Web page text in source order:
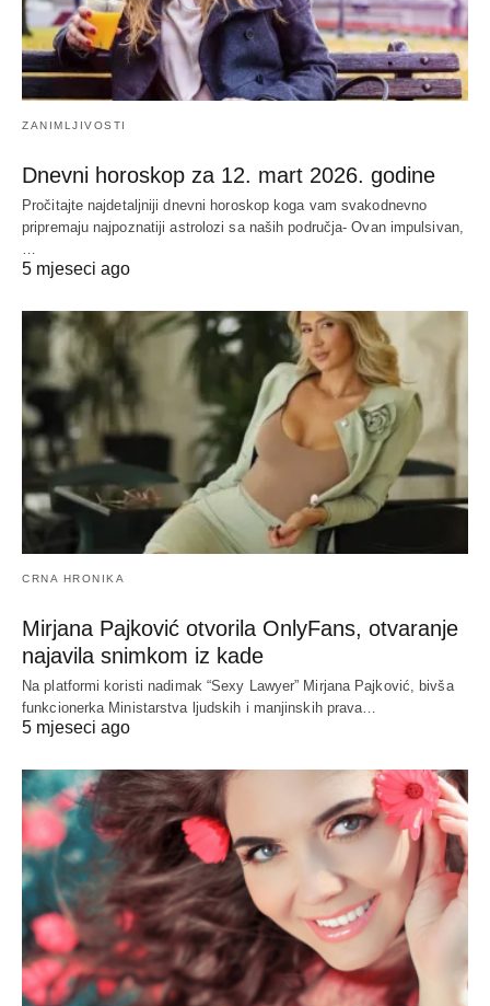
ZANIMLJIVOSTI
Dnevni horoskop za 12. mart 2026. godine
Pročitajte najdetaljniji dnevni horoskop koga vam svakodnevno
pripremaju najpoznatiji astrolozi sa naših područja- Ovan impulsivan,
…
5 mjeseci ago
CRNA HRONIKA
Mirjana Pajković otvorila OnlyFans, otvaranje
najavila snimkom iz kade
Na platformi koristi nadimak “Sexy Lawyer” Mirjana Pajković, bivša
funkcionerka Ministarstva ljudskih i manjinskih prava…
5 mjeseci ago